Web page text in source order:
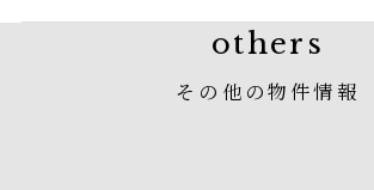
others
その他の物件情報